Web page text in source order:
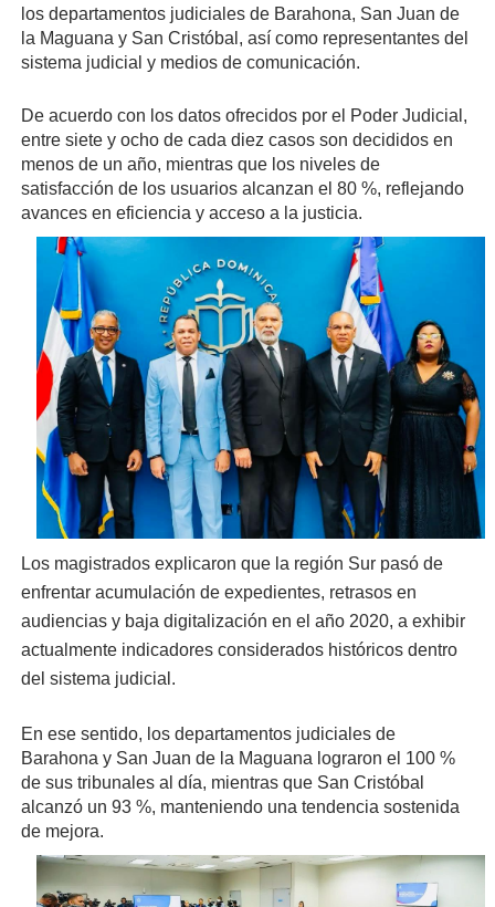
los departamentos judiciales de Barahona, San Juan de
la Maguana y San Cristóbal, así como representantes del
sistema judicial y medios de comunicación.
De acuerdo con los datos ofrecidos por el Poder Judicial,
entre siete y ocho de cada diez casos son decididos en
menos de un año, mientras que los niveles de
satisfacción de los usuarios alcanzan el 80 %, reflejando
avances en eficiencia y acceso a la justicia.
Los magistrados explicaron que la región Sur pasó de
enfrentar acumulación de expedientes, retrasos en
audiencias y baja digitalización en el año 2020, a exhibir
actualmente indicadores considerados históricos dentro
del sistema judicial.
En ese sentido, los departamentos judiciales de
Barahona y San Juan de la Maguana lograron el 100 %
de sus tribunales al día, mientras que San Cristóbal
alcanzó un 93 %, manteniendo una tendencia sostenida
de mejora.